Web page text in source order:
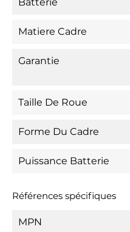
Matiere Cadre
Garantie
Taille De Roue
Forme Du Cadre
Puissance Batterie
Références spécifiques
MPN